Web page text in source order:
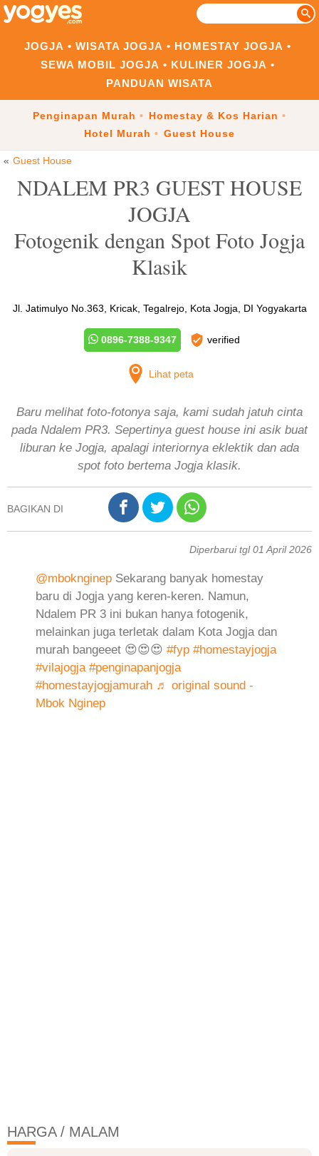
JOGJA WISATA JOGJA
HOMESTAY JOGJA
SEWA MOBIL JOGJA
KULINER JOGJA
PANDUAN WISATA
Penginapan Murah
Homestay & Kos Harian
Hotel Murah
Guest House
Guest House
NDALEM PR3 GUEST HOUSE
JOGJA
Fotogenik dengan Spot Foto Jogja
Klasik
Jl. Jatimulyo No.363, Kricak, Tegalrejo, Kota Jogja, DI Yogyakarta
0896-7388-9347 verified
Lihat peta
Baru melihat foto-fotonya saja, kami sudah jatuh cinta
pada Ndalem PR3. Sepertinya guest house ini asik buat
liburan ke Jogja, apalagi interiornya eklektik dan ada
spot foto bertema Jogja klasik.
BAGIKAN DI
Diperbarui tgl 01 April 2026
@mboknginep Sekarang banyak homestay
baru di Jogja yang keren-keren. Namun,
Ndalem PR 3 ini bukan hanya fotogenik,
melainkan juga terletak dalam Kota Jogja dan
murah bangeeet 😍😍😍 #fyp #homestayjogja
#vilajogja #penginapanjogja
#homestayjogjamurah ♬ original sound -
Mbok Nginep
HARGA / MALAM